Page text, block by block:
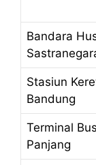
Bandara
Stasiun
Bandung
Terminal
Panjang